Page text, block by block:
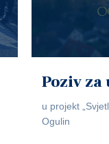
Poziv
u projekt
Ogulin